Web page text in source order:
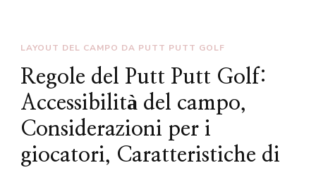
LAYOUT DEL CAMPO DA PUTT PUTT GOLF
Regole del Putt Putt Golf:
Accessibilità del campo,
Considerazioni per i
giocatori, Caratteristiche di